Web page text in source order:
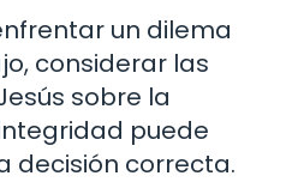
un dilema
considerar las
sobre la
puede
decisión correcta.